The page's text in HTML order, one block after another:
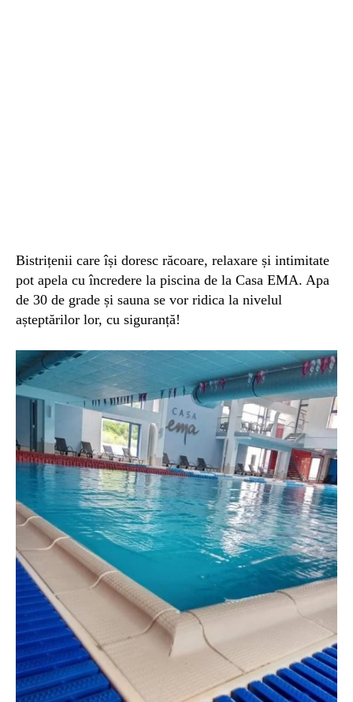
Bistrițenii care își doresc răcoare, relaxare și intimitate
pot apela cu încredere la piscina de la Casa EMA. Apa
de 30 de grade și sauna se vor ridica la nivelul
așteptărilor lor, cu siguranță!